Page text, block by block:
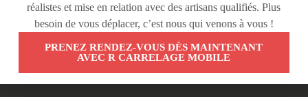
Ajouter 10% de perte
Ajouter 10% de perte
Je ne souhaite pas bénéficier de 10% de perte*
réalistes et mise en relation avec des artisans qualifiés. Plus
besoin de vous déplacer, c’est nous qui venons à vous !
PRENEZ RENDEZ-VOUS DÈS MAINTENANT
AVEC R CARRELAGE MOBILE